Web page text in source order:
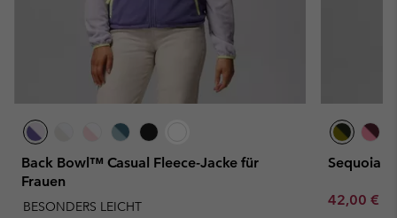
Back Bowl™ Casual Fleece-Jacke für
Frauen
BESONDERS LEICHT
Sequoia
Minimum
42,00 €